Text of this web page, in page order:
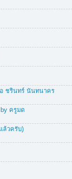
ชรินทร์ นันทนาคร
ครูมด
ล้วครับ)